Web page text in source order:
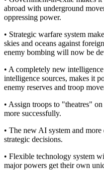
abroad with underground
oppressing power.
• Strategic warfare system
skies and oceans against
enemy bombing will now be
• A completely new
intelligence sources, makes it
enemy reserves and troop
• Assign troops to "theatres"
more successfully.
• The new AI system and
strategic decisions.
• Flexible technology system
major powers get their own